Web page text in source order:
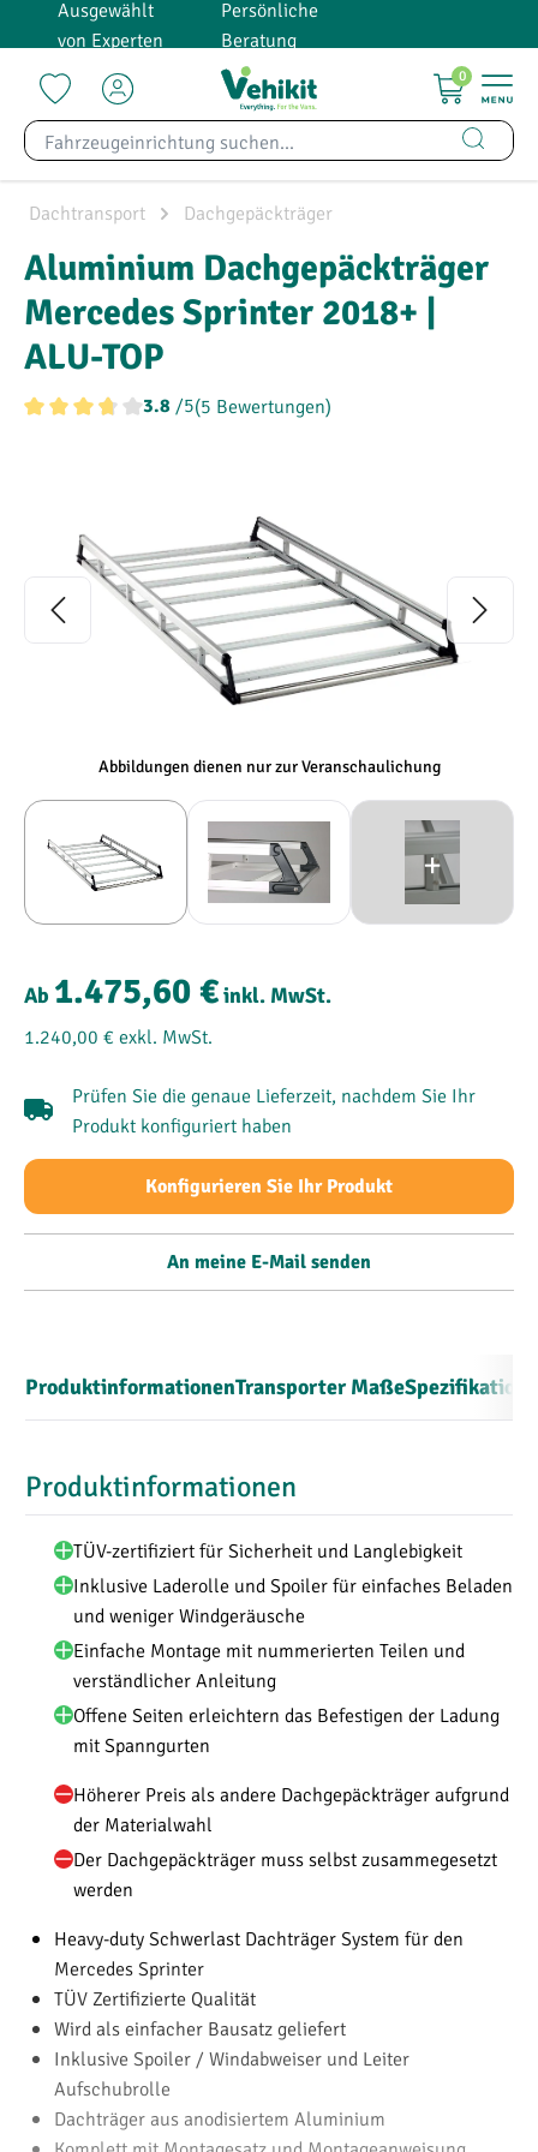
springen
Ausgewählt
von Experten
Persönliche
Beratung
0
Dachtransport Dachgepäckträger
Aluminium Dachgepäckträger
Mercedes Sprinter 2018+ |
ALU-TOP
3.8 /5(5 Bewertungen)
Abbildungen dienen nur zur Veranschaulichung
1.240,00 € exkl. MwSt.
Ab 1.475,60 €inkl. MwSt.
Prüfen Sie die genaue Lieferzeit, nachdem Sie Ihr
Produkt konfiguriert haben
Konfigurieren Sie Ihr Produkt
An meine E-Mail senden
ProduktinformationenTransporter Maße
Produktinformationen
TÜV-zertifiziert für Sicherheit und Langlebigkeit
Inklusive Laderolle und Spoiler für einfaches Beladen
und weniger Windgeräusche
Einfache Montage mit nummerierten Teilen und
verständlicher Anleitung
Offene Seiten erleichtern das Befestigen der Ladung
mit Spanngurten
Höherer Preis als andere Dachgepäckträger aufgrund
der Materialwahl
Der Dachgepäckträger muss selbst zusammegesetzt
werden
Heavy-duty Schwerlast Dachträger System für den
Mercedes Sprinter
TÜV Zertifizierte Qualität
Wird als einfacher Bausatz geliefert
Inklusive Spoiler / Windabweiser und Leiter
Aufschubrolle
Dachträger aus anodisiertem Aluminium